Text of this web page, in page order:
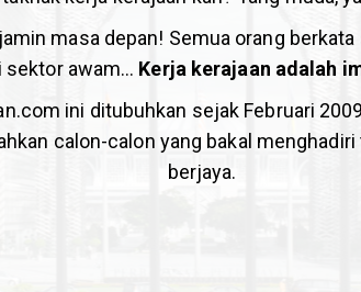
masa depan! Semua orang
sektor awam… Kerja kerajaan adalah
ini ditubuhkan sejak Februari
calon-calon yang bakal
berjaya.